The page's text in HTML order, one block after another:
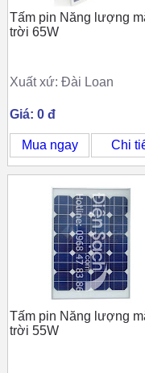
Tấm pin Năng lượng
trời 65W
Xuất xứ: Đài Loan
Giá: 0 đ
Mua ngay Chi
Tấm pin Năng lượng
trời 55W